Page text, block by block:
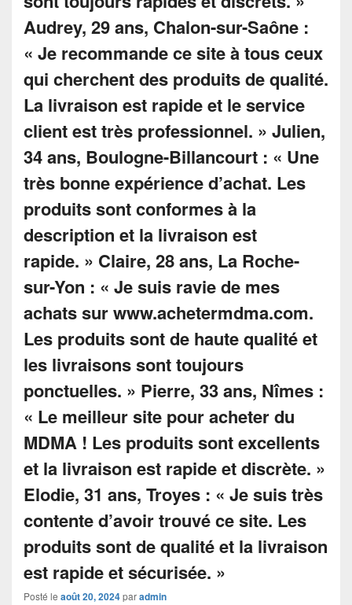
Posté le août 20, 2024paradmin